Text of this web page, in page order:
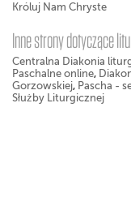
Króluj Nam Chryste
Inne strony dotyczące
Centralna Diakonia
Paschalne online,
Gorzowskiej, Pascha -
Służby Liturgicznej